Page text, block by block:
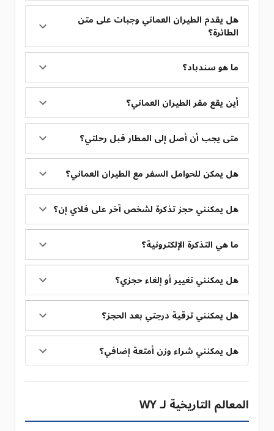
هل يقدم الطيران العماني وجبات على متن
الطائرة؟
ما هو سندباد؟
أين يقع مقر الطيران العماني؟
متى يجب أن أصل إلى المطار قبل رحلتي؟
هل يمكن للحوامل السفر مع الطيران العماني؟
هل يمكنني حجز تذكرة لشخص آخر على فلاي إن؟
ما هي التذكرة الإلكترونية؟
هل يمكنني تغيير أو إلغاء حجزي؟
هل يمكنني ترقية درجتي بعد الحجز؟
هل يمكنني شراء وزن أمتعة إضافي؟
المعالم التاريخية لـ WY